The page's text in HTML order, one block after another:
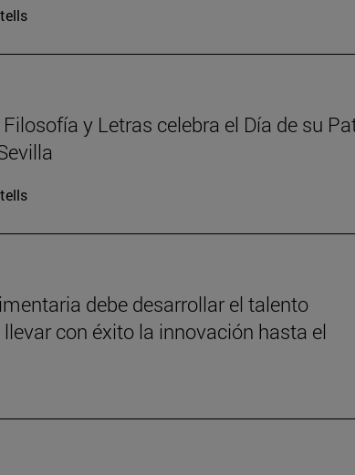
y Letras celebra el Día de su
debe desarrollar el talento
con éxito la innovación hasta el